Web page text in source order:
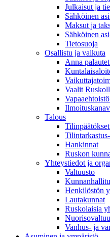
Julkaisut ja
Sähköinen
Maksut ja
Sähköinen
Tietosuoja
Osallistu ja vaikuta
Anna
Vaalit
Talous
Hankinnat
Ruskon
Yhteystiedot ja
Valtuusto
Henkilöstön
Lautakunnat
Ruskolaisia
Vanhus- ja